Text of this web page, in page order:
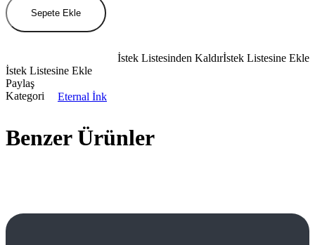
Sepete Ekle
İstek Listesine Ekle
İstek Listesinden Kaldır
İstek Listesine Ekle
Paylaş
Kategori
Eternal İnk
Benzer Ürünler